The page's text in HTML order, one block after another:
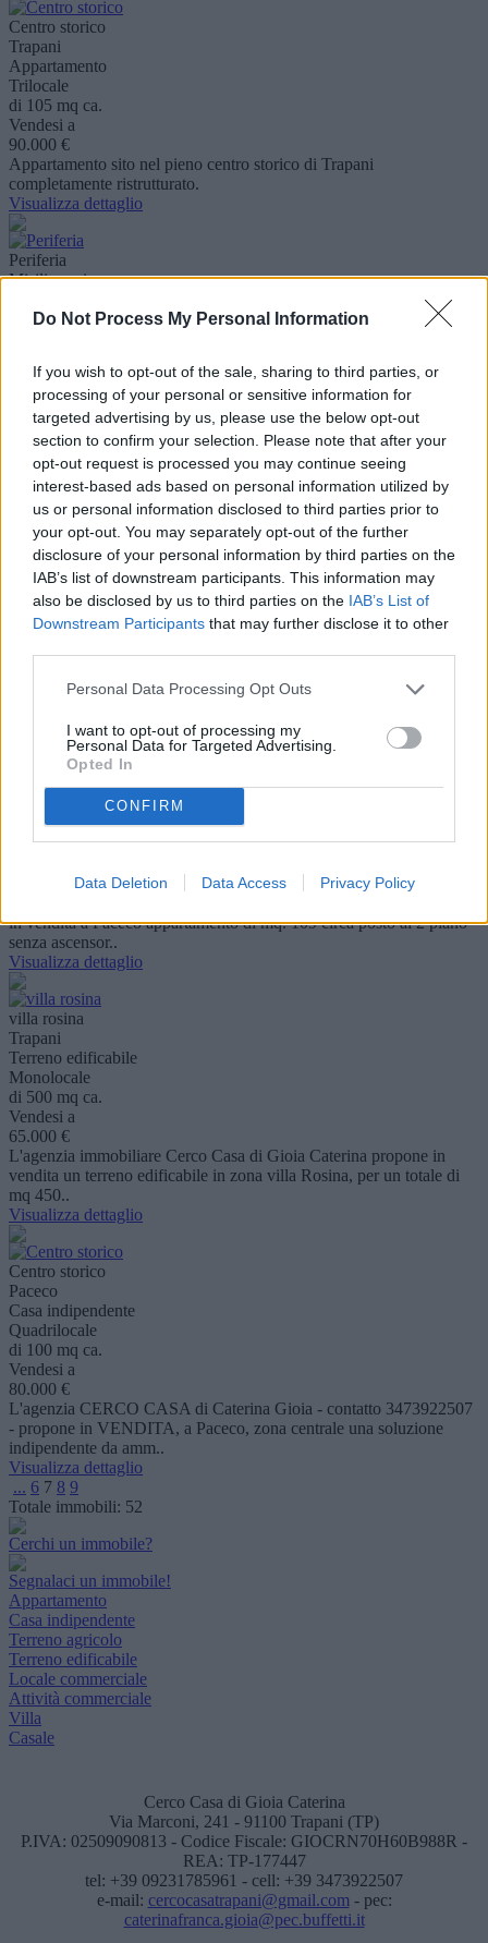
Do Not Process My Personal Information
If you wish to opt-out of the sale, sharing to third parties, or
processing of your personal or sensitive information for
targeted advertising by us, please use the below opt-out
section to confirm your selection. Please note that after your
opt-out request is processed you may continue seeing
interest-based ads based on personal information utilized by
us or personal information disclosed to third parties prior to
your opt-out. You may separately opt-out of the further
disclosure of your personal information by third parties on the
IAB’s list of downstream participants. This information may
also be disclosed by us to third parties on the IAB’s List of
Downstream Participants that may further disclose it to other
Personal Data Processing Opt Outs
I want to opt-out of processing my
Personal Data for Targeted Advertising.
Opted In
CONFIRM
Data Deletion Data Access Privacy Policy
Centro storico
Trapani
Appartamento
Trilocale
di 105 mq ca.
Vendesi a
90.000 €
Appartamento sito nel pieno centro storico di Trapani
completamente ristrutturato.
Visualizza dettaglio
Periferia
Misiliscemi
Trilocale
165.000 €
L'Agenzia CERCO CASA di Gioia Caterina 3473922507 vende a
Salinagrande zona isolotto a due passi dal mare una soluzione
indipendente di 75 m..
Visualizza dettaglio
zona Marconi
Trapani
Appartamento
Quadrilocale
di 110 mq ca.
Vendesi a
70.000 €
posto al 3 piano..
Centro storico
Paceco
Appartamento
Quadrilocale
di 109 mq ca.
100.000 €
in vendita a Paceco appartamento di mq. 109 circa posto al 2 piano
senza ascensor..
Visualizza dettaglio
villa rosina
Trapani
Terreno edificabile
Monolocale
di 500 mq ca.
Vendesi a
65.000 €
L'agenzia immobiliare Cerco Casa di Gioia Caterina propone in
vendita un terreno edificabile in zona villa Rosina, per un totale di
mq 450..
Visualizza dettaglio
Centro storico
Paceco
Casa indipendente
Quadrilocale
di 100 mq ca.
Vendesi a
80.000 €
L'agenzia CERCO CASA di Caterina Gioia - contatto 3473922507
- propone in VENDITA, a Paceco, zona centrale una soluzione
indipendente da amm..
Visualizza dettaglio
... 6 7 8 9
Totale immobili: 52
Cerchi un immobile?
Segnalaci un immobile!
Appartamento
Casa indipendente
Terreno agricolo
Terreno edificabile
Locale commerciale
Attività commerciale
Villa
Casale
Cerco Casa di Gioia Caterina
Via Marconi, 241 - 91100 Trapani (TP)
P.IVA: 02509090813 - Codice Fiscale: GIOCRN70H60B988R -
REA: TP-177447
tel: +39 09231785961 - cell: +39 3473922507
e-mail: cercocasatrapani@gmail.com - pec:
caterinafranca.gioia@pec.buffetti.it